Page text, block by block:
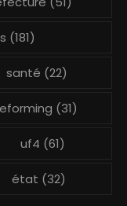
(181)
santé (22)
(31)
uf4 (61)
état (32)